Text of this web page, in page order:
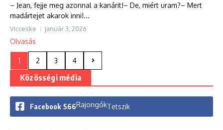
– Jean, fejje meg azonnal a kanárit!– De, miért uram?– Mert
madártejet akarok inni!...
Vicceske január 3, 2026
Olvasás
1 2 3 4
Közösségi média
Facebook 566RajongókTetszik